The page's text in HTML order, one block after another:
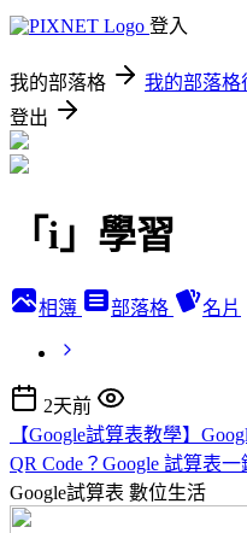
登入
我的部落格 我的部落格
登出
「i」學習
相簿 部落格 名片
2天前
【Google試算表教學】
QR Code？Google 試算表
Google試算表 數位生活